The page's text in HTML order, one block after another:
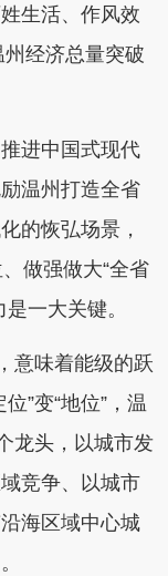
生活、作风效
经济总量突破
进中国式现代
温州打造全省
的恢弘场景，
做强做大“全省
一大关键。
意味着能级的跃
”变“地位”，温
龙头，以城市发
竞争、以城市
海区域中心城